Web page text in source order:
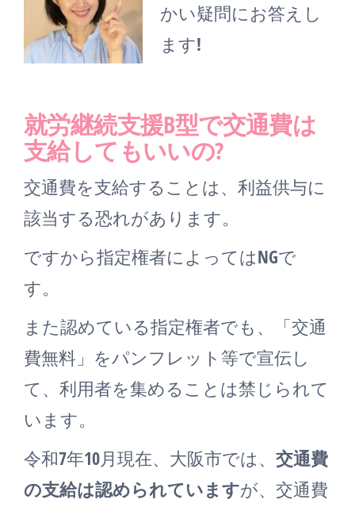
かい疑問にお答えし
ます!
就労継続支援B型で交通費は
支給してもいいの?
交通費を支給することは、利益供与に
該当する恐れがあります。
ですから指定権者によってはNGで
す。
また認めている指定権者でも、「交通
費無料」をパンフレット等で宣伝し
て、利用者を集めることは禁じられて
います。
令和7年10月現在、大阪市では、 交通費
の支給は認められていますが、交通費